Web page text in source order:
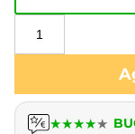
★★★★★